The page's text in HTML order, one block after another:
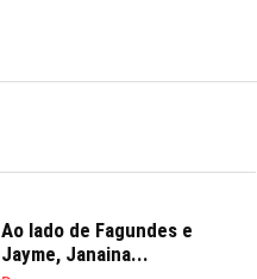
Ao lado de Fagundes e
Jayme, Janaina...